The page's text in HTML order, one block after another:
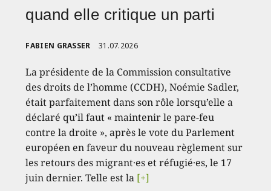
quand elle critique un parti
FABIEN GRASSER 31.07.2026
La présidente de la Commission consultative
des droits de l’homme (CCDH), Noémie Sadler,
était parfaitement dans son rôle lorsqu’elle a
déclaré qu’il faut « maintenir le pare-feu
contre la droite », après le vote du Parlement
européen en faveur du nouveau règlement sur
les retours des migrant·es et réfugié·es, le 17
juin dernier. Telle est la [+]